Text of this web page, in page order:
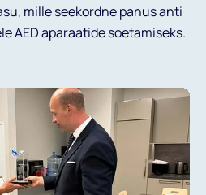
mille seekordne panus anti
AED aparaatide soetamiseks.